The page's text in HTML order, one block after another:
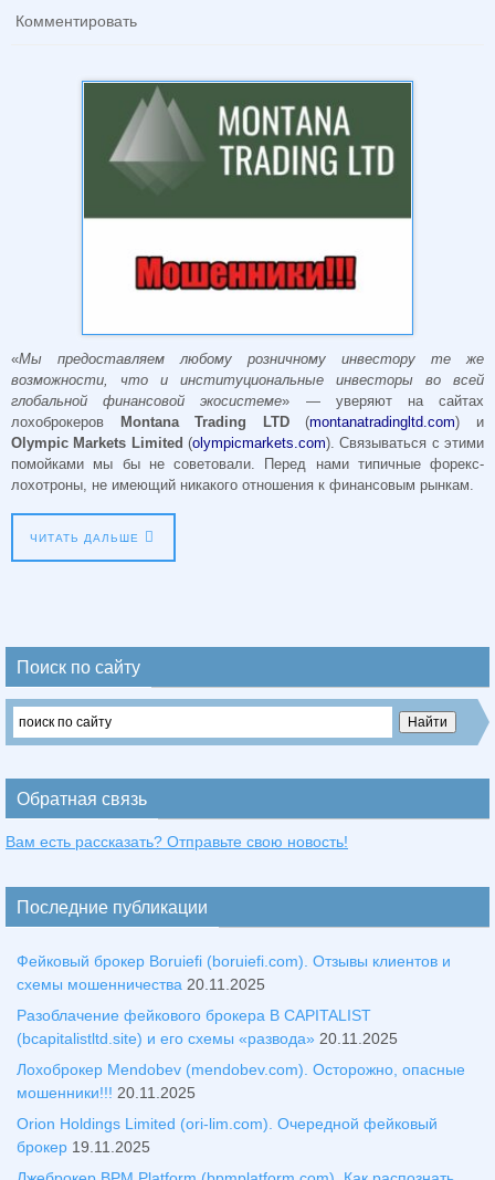
Комментировать
«Мы предоставляем любому розничному инвестору те же
возможности, что и институциональные инвесторы во всей
глобальной финансовой экосистеме» — уверяют на сайтах
лохоброкеров
Montana Trading LTD(montanatradingltd.com) и
Olympic Markets Limited (olympicmarkets.com). Связываться с этими
помойками мы бы не советовали. Перед нами типичные форекс-
лохотроны, не имеющий никакого отношения к финансовым рынкам.
ЧИТАТЬ ДАЛЬШЕ
Поиск по сайту
Обратная связь
Вам есть рассказать? Отправьте свою новость!
Последние публикации
Фейковый брокер Boruiefi (boruiefi.com). Отзывы клиентов и
схемы мошенничества 20.11.2025
Разоблачение фейкового брокера B CAPITALIST
(bcapitalistltd.site) и его схемы «развода» 20.11.2025
Лохоброкер Mendobev (mendobev.com). Осторожно, опасные
мошенники!!! 20.11.2025
Orion Holdings Limited (ori-lim.com). Очередной фейковый
брокер 19.11.2025